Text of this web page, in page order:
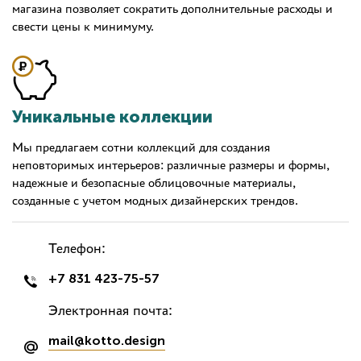
магазина позволяет сократить дополнительные расходы и
свести цены к минимуму.
Уникальные коллекции
Мы предлагаем сотни коллекций для создания
неповторимых интерьеров: различные размеры и формы,
надежные и безопасные облицовочные материалы,
созданные с учетом модных дизайнерских трендов.
Телефон:
+7 831 423-75-57
Электронная почта:
mail@kotto.design